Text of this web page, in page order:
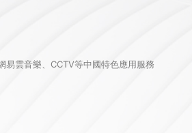
雲音樂、CCTV等中國特色應用服務